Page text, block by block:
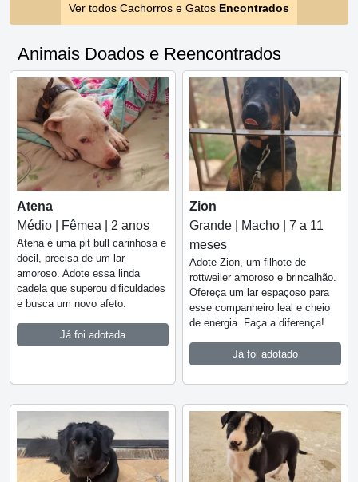
Ver todos Cachorros e Gatos Encontrados
Animais Doados e Reencontrados
Atena
Médio | Fêmea | 2 anos
Atena é uma pit bull carinhosa e
dócil, precisa de um lar
amoroso. Adote essa linda
cadela que superou dificuldades
e busca um novo afeto.
Já foi adotada
Zion
Grande | Macho | 7 a 11
meses
Adote Zion, um filhote de
rottweiler amoroso e brincalhão.
Ofereça um lar espaçoso para
esse companheiro leal e cheio
de energia. Faça a diferença!
Já foi adotado